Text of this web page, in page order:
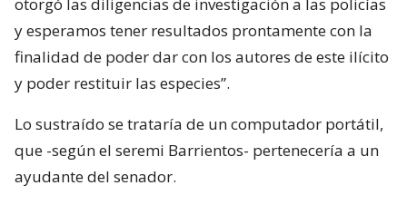
y esperamos tener resultados prontamente con la
finalidad de poder dar con los autores de este ilícito
y poder restituir las especies”.
Lo sustraído se trataría de un computador portátil,
que -según el seremi Barrientos- pertenecería a un
ayudante del senador.